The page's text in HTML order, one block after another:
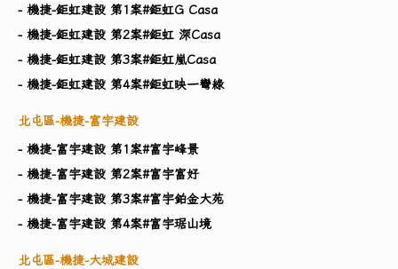
- 機捷-鉅虹建設 第1案#鉅虹G Casa
- 機捷-鉅虹建設 第2案#鉅虹 深Casa
- 機捷-鉅虹建設 第3案#鉅虹嵐Casa
- 機捷-鉅虹建設 第4案#鉅虹映一彎綠
北屯區-機捷-富宇建設
- 機捷-富宇建設 第1案#富宇峰景
- 機捷-富宇建設 第2案#富宇富好
- 機捷-富宇建設 第3案#富宇鉑金大苑
- 機捷-富宇建設 第4案#富宇琚山境
北屯區-機捷-大城建設